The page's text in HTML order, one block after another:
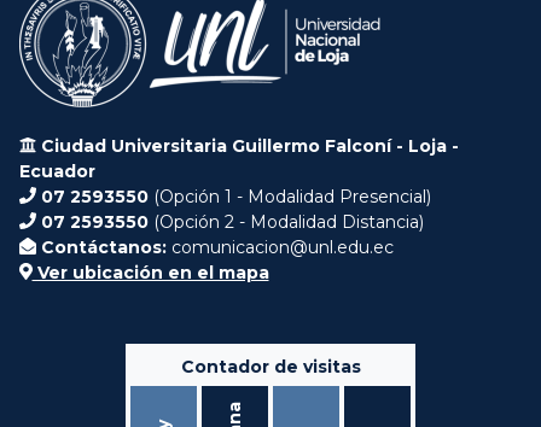
Ciudad Universitaria Guillermo Falconí - Loja -
Ecuador
07 2593550 (Opción 1 - Modalidad Presencial)
07 2593550 (Opción 2 - Modalidad Distancia)
Contáctanos: comunicacion@unl.edu.ec
Ver ubicación en el mapa
Contador de visitas